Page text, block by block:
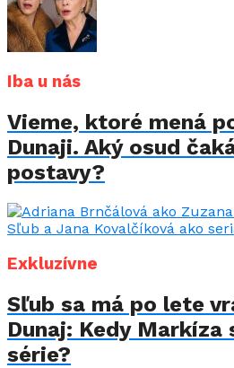
Iba u nás
Vieme, ktoré mená
Dunaji. Aký osud
postavy?
Exkluzívne
Sľub sa má po lete
Dunaj: Kedy Markíza
série?